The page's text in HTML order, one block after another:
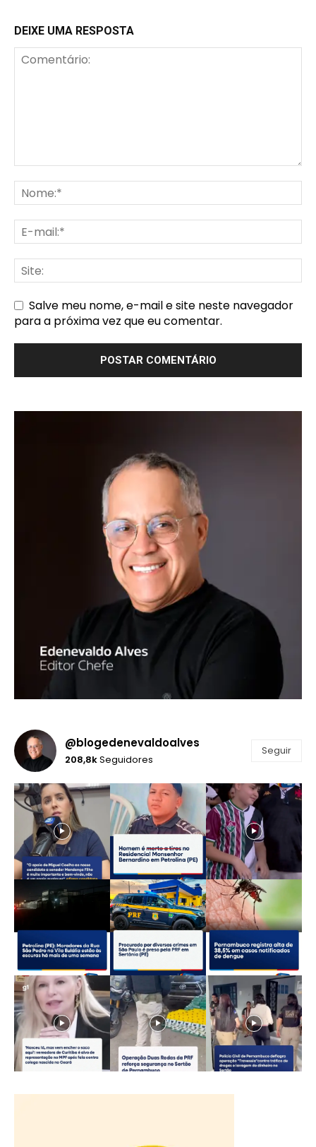
DEIXE UMA RESPOSTA
Salve meu nome, e-mail e site neste navegador
para a próxima vez que eu comentar.
@blogedenevaldoalves
208,8kSeguidores
Seguir